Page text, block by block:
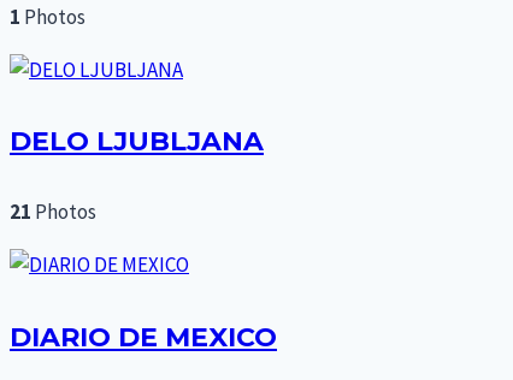
1 Photos
DELO LJUBLJANA
21 Photos
DIARIO DE MEXICO